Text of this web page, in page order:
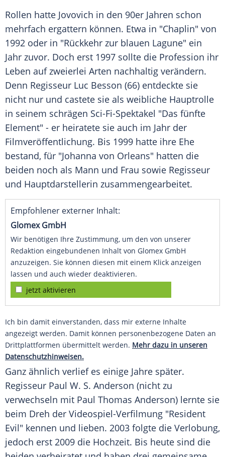
Rollen hatte Jovovich in den 90er Jahren schon
mehrfach ergattern können. Etwa in "Chaplin" von
1992 oder in "Rückkehr zur blauen Lagune" ein
Jahr zuvor. Doch erst 1997 sollte die Profession ihr
Leben auf zweierlei Arten nachhaltig verändern.
Denn Regisseur Luc Besson (66) entdeckte sie
nicht nur und castete sie als weibliche Hauptrolle
in seinem schrägen Sci-Fi-Spektakel "Das fünfte
Element" - er heiratete sie auch im Jahr der
Filmveröffentlichung. Bis 1999 hatte ihre Ehe
bestand, für "Johanna von Orleans" hatten die
beiden noch als Mann und Frau sowie Regisseur
und Hauptdarstellerin zusammengearbeitet.
Empfohlener externer Inhalt:
Glomex GmbH
Wir benötigen Ihre Zustimmung, um den von unserer
Redaktion eingebundenen Inhalt von Glomex GmbH
anzuzeigen. Sie können diesen mit einem Klick anzeigen
lassen und auch wieder deaktivieren.
jetzt aktivieren
Ich bin damit einverstanden, dass mir externe Inhalte
angezeigt werden. Damit können personenbezogene Daten an
Drittplattformen übermittelt werden. Mehr dazu in unseren
Datenschutzhinweisen.
Ganz ähnlich verlief es einige Jahre später.
Regisseur Paul W. S. Anderson (nicht zu
verwechseln mit Paul Thomas Anderson) lernte sie
beim Dreh der Videospiel-Verfilmung "Resident
Evil" kennen und lieben. 2003 folgte die Verlobung,
jedoch erst 2009 die Hochzeit. Bis heute sind die